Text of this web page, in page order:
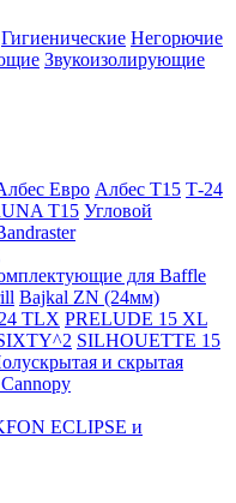
Гигиенические Негорючие
Звукоизолирующие
Евро Албес T15 Т-24
Т15 Угловой
для Baffle
Bajkal ZN (24мм)
TLX PRELUDE 15 XL
SILHOUETTE 15
и скрытая
ECLIPSE и